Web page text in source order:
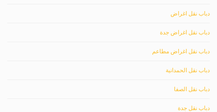
دباب نقل اغراض
دباب نقل اغراض جدة
دباب نقل اغراض مطاعم
دباب نقل الحمدانية
دباب نقل الصفا
دباب نقل جدة